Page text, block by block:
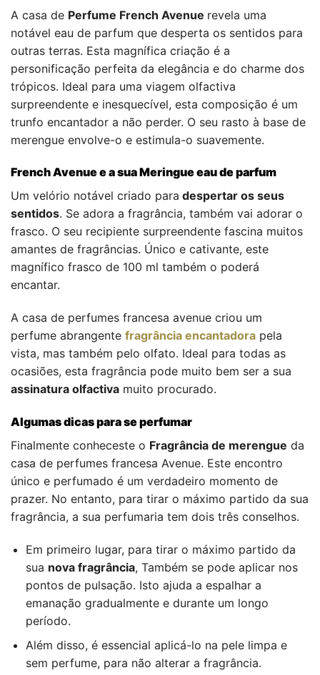
A casa de Perfume French Avenue revela uma
notável eau de parfum que desperta os sentidos para
outras terras. Esta magnífica criação é a
personificação perfeita da elegância e do charme dos
trópicos. Ideal para uma viagem olfactiva
surpreendente e inesquecível, esta composição é um
trunfo encantador a não perder. O seu rasto à base de
merengue envolve-o e estimula-o suavemente.
French Avenue e a sua Meringue eau de parfum
Um velório notável criado para despertar os seus
sentidos. Se adora a fragrância, também vai adorar o
frasco. O seu recipiente surpreendente fascina muitos
amantes de fragrâncias. Único e cativante, este
magnífico frasco de 100 ml também o poderá
encantar.
A casa de perfumes francesa avenue criou um
perfume abrangente fragrância encantadora pela
vista, mas também pelo olfato. Ideal para todas as
ocasiões, esta fragrância pode muito bem ser a sua
assinatura olfactiva muito procurado.
Algumas dicas para se perfumar
Finalmente conheceste o Fragrância de merengue da
casa de perfumes francesa Avenue. Este encontro
único e perfumado é um verdadeiro momento de
prazer. No entanto, para tirar o máximo partido da sua
fragrância, a sua perfumaria tem dois três conselhos.
Em primeiro lugar, para tirar o máximo partido da
sua nova fragrância, Também se pode aplicar nos
pontos de pulsação. Isto ajuda a espalhar a
emanação gradualmente e durante um longo
período.
Além disso, é essencial aplicá-lo na pele limpa e
sem perfume, para não alterar a fragrância.